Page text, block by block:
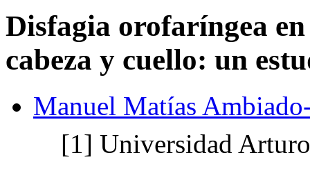
Disfagia orofaríngea
cabeza y cuello: un
Manuel Matías
[1] Universidad